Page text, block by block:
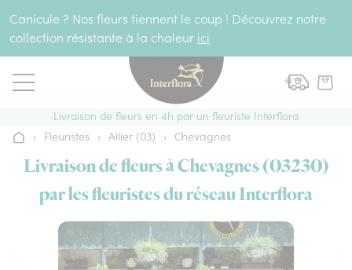
Canicule ? Nos fleurs tiennent le coup ! Découvrez notre
collection résistante à la chaleur ici
Livraison de fleurs en 4h par un fleuriste Interflora
Accueil
› Fleuristes › Allier (03) › Chevagnes
Livraison de fleurs à Chevagnes (03230)
par les fleuristes du réseau Interflora